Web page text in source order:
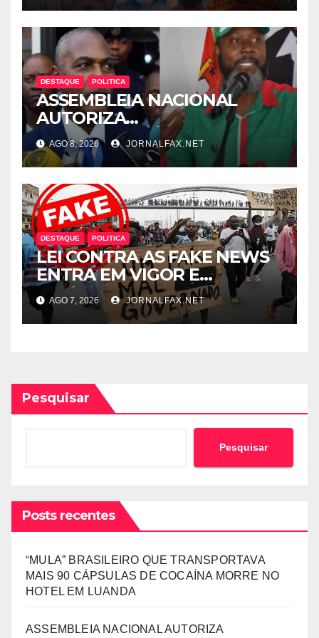
LUANDA
DESTAQUE POLITICA
ASSEMBLEIA NACIONAL
AUTORIZA
INTERROGATÓRIO DE
ADRIANO SAPINALA NO
CASO “CAIXA TÉRMICA” E
CHIVUKUVUKU
AGO 8, 2026 JORNALFAX.NET
DESTAQUE POLITICA
LEI CONTRA AS FAKE NEWS
ENTRA EM VIGOR E
ABRANGE CONTEÚDOS
PRODUZIDOS NO
ESTRANGEIRO
AGO 7, 2026 JORNALFAX.NET
Pesquisar
Pesquisar
Posts recentes
“MULA” BRASILEIRO QUE TRANSPORTAVA
MAIS 90 CÁPSULAS DE COCAÍNA MORRE NO
HOTEL EM LUANDA
ASSEMBLEIA NACIONAL AUTORIZA